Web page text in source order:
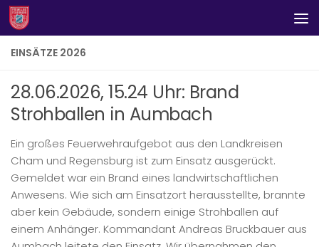
Zum Inhalt springen
EINSÄTZE 2026
28.06.2026, 15.24 Uhr: Brand
Strohballen in Aumbach
Ein großes Feuerwehraufgebot aus den Landkreisen
Cham und Regensburg ist zum Einsatz ausgerückt.
Gemeldet war ein Brand eines landwirtschaftlichen
Anwesens. Wie sich am Einsatzort herausstellte, brannte
aber kein Gebäude, sondern einige Strohballen auf
einem Anhänger. Kommandant Andreas Bruckbauer aus